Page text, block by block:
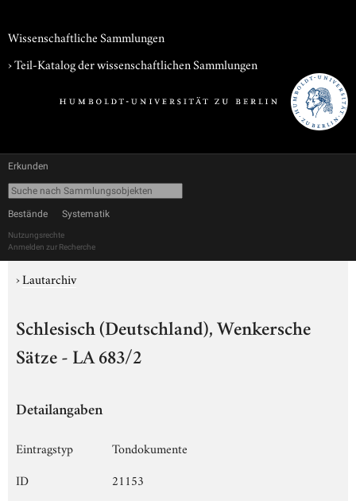
Wissenschaftliche Sammlungen
› Teil-Katalog der wissenschaftlichen Sammlungen
Erkunden
Bestände Systematik
Nutzungsrechte
Anmelden zur Recherche
›Lautarchiv
Schlesisch (Deutschland), Wenkersche
Sätze - LA 683/2
Detailangaben
Eintragstyp
Tondokumente
ID
21153